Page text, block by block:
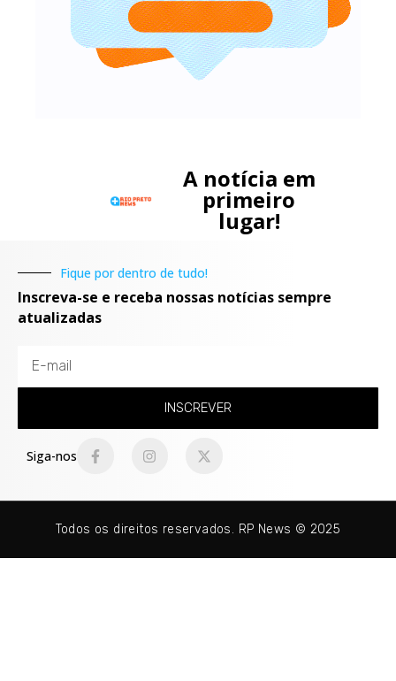
A notícia em
primeiro
lugar!
Fique por dentro de tudo!
Inscreva-se e receba nossas notícias sempre
atualizadas
INSCREVER
Siga-nos
Todos os direitos reservados. RP News © 2025